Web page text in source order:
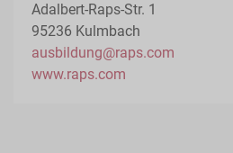
Adalbert-Raps-Str. 1
95236 Kulmbach
ausbildung@raps.com
www.raps.com